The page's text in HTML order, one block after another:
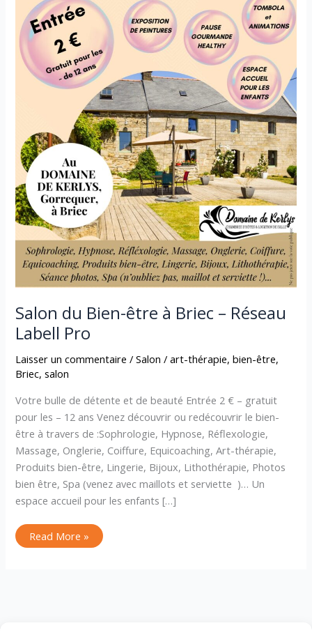
Salon du Bien-être à Briec – Réseau
Labell Pro
Laisser un commentaire /Salon /art-thérapie,bien-être,
Briec,salon
Votre bulle de détente et de beauté Entrée 2 € – gratuit
pour les – 12 ans Venez découvrir ou redécouvrir le bien-
être à travers de :Sophrologie, Hypnose, Réflexologie,
Massage, Onglerie, Coiffure, Equicoaching, Art-thérapie,
Produits bien-être, Lingerie, Bijoux, Lithothérapie, Photos
bien être, Spa (venez avec maillots et serviette )… Un
espace accueil pour les enfants […]
Read More »